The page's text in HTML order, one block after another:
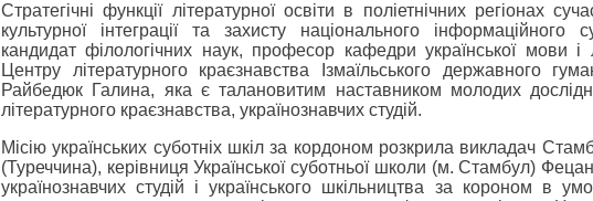
Стратегічні функції літературної освіти в поліетнічних регіонах
культурної інтеграції та захисту національного інформаційного
кандидат філологічних наук, професор кафедри української мови і
Центру літературного краєзнавства Ізмаїльського державного
Райбедюк Галина, яка є талановитим наставником молодих
літературного краєзнавства, українознавчих студій.
Місію українських суботніх шкіл за кордоном розкрила викладач
(Туреччина), керівниця Української суботньої школи (м. Стамбул)
українознавчих студій і українського шкільництва за короном в